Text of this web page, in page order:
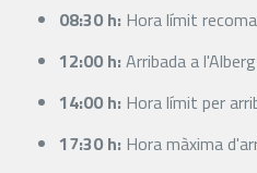
08:30 h: Hora límit
12:00 h: Arribada a
14:00 h: Hora límit per
17:30 h: Hora màxima